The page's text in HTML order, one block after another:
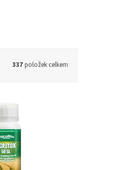
337položek celkem